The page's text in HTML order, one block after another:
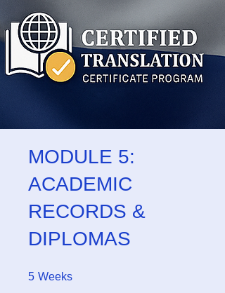
MODULE 5:
ACADEMIC
RECORDS &
DIPLOMAS
5 Weeks